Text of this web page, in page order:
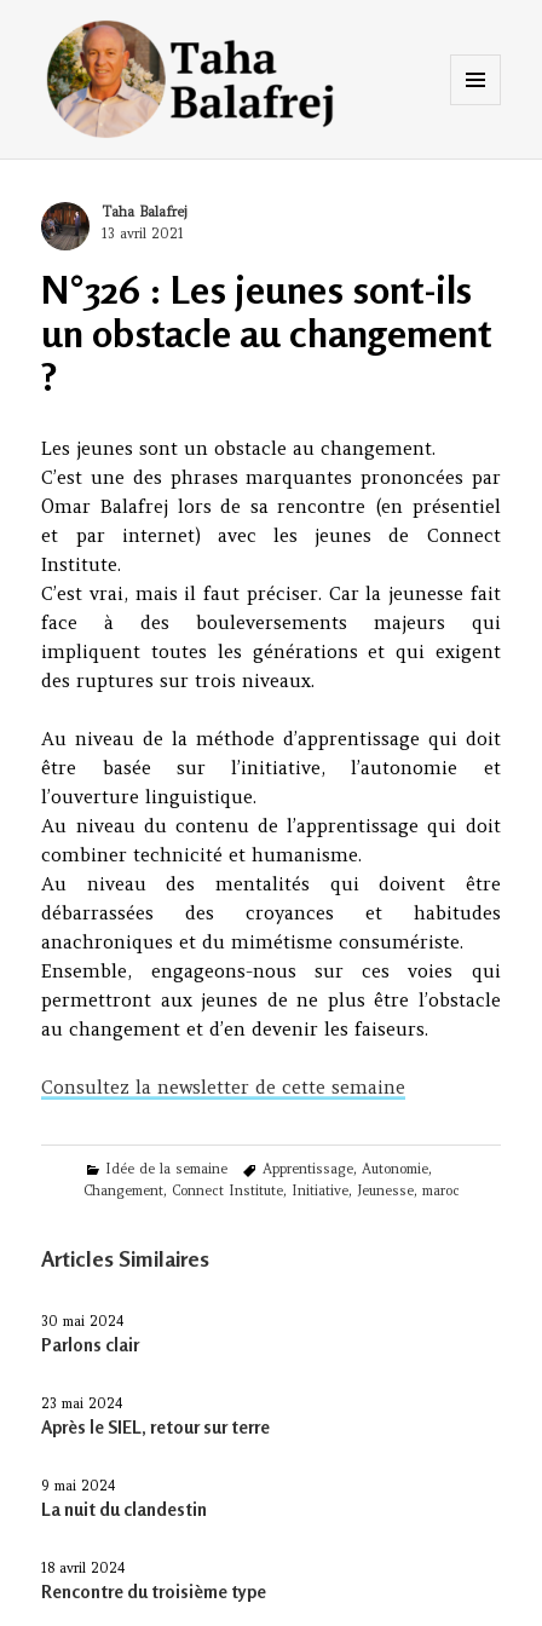
Taha Balafrej Blog
Author
Taha Balafrej
Posted
13 avril 2021
N°326 : Les jeunes sont-ils
un obstacle au changement
?
Les jeunes sont un obstacle au changement.
C’est une des phrases marquantes prononcées par
Omar Balafrej lors de sa rencontre (en présentiel
et par internet) avec les jeunes de Connect
Institute.
C’est vrai, mais il faut préciser. Car la jeunesse fait
face à des bouleversements majeurs qui
impliquent toutes les générations et qui exigent
des ruptures sur trois niveaux.
Au niveau de la méthode d’apprentissage qui doit
être basée sur l’initiative, l’autonomie et
l’ouverture linguistique.
Au niveau du contenu de l’apprentissage qui doit
combiner technicité et humanisme.
Au niveau des mentalités qui doivent être
débarrassées des croyances et habitudes
anachroniques et du mimétisme consumériste.
Ensemble, engageons-nous sur ces voies qui
permettront aux jeunes de ne plus être l’obstacle
au changement et d’en devenir les faiseurs.
Consultez la newsletter de cette semaine
Categories
Idée de la semaine Tags
Apprentissage, Autonomie,
Changement, Connect Institute, Initiative, Jeunesse, maroc
Articles Similaires
30 mai 2024
Parlons clair
23 mai 2024
Après le SIEL, retour sur terre
9 mai 2024
La nuit du clandestin
18 avril 2024
Rencontre du troisième type